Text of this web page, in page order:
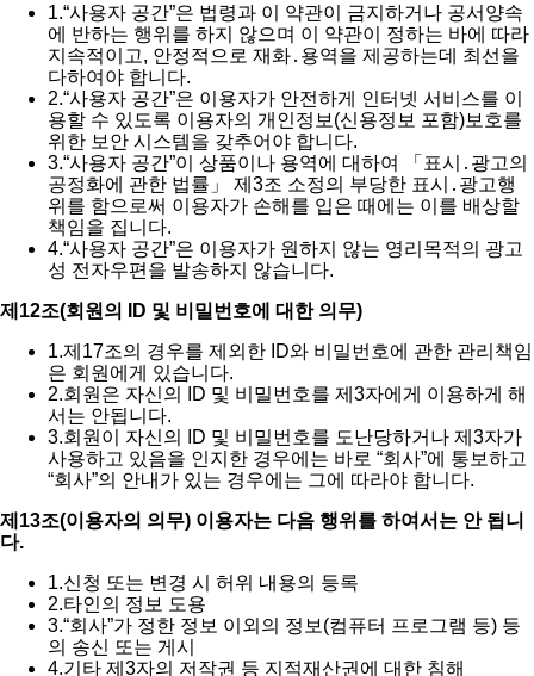
1.“사용자 공간”은 법령과 이 약관이 금지하거나 공서양속
에 반하는 행위를 하지 않으며 이 약관이 정하는 바에 따라
지속적이고, 안정적으로 재화․용역을 제공하는데 최선을
다하여야 합니다.
2.“사용자 공간”은 이용자가 안전하게 인터넷 서비스를 이
용할 수 있도록 이용자의 개인정보(신용정보 포함)보호를
위한 보안 시스템을 갖추어야 합니다.
3.“사용자 공간”이 상품이나 용역에 대하여 「표시․광고의
공정화에 관한 법률」 제3조 소정의 부당한 표시․광고행
위를 함으로써 이용자가 손해를 입은 때에는 이를 배상할
책임을 집니다.
4.“사용자 공간”은 이용자가 원하지 않는 영리목적의 광고
성 전자우편을 발송하지 않습니다.
제12조(회원의 ID 및 비밀번호에 대한 의무)
1.제17조의 경우를 제외한 ID와 비밀번호에 관한 관리책임
은 회원에게 있습니다.
2.회원은 자신의 ID 및 비밀번호를 제3자에게 이용하게 해
서는 안됩니다.
3.회원이 자신의 ID 및 비밀번호를 도난당하거나 제3자가
사용하고 있음을 인지한 경우에는 바로 “회사”에 통보하고
“회사”의 안내가 있는 경우에는 그에 따라야 합니다.
제13조(이용자의 의무) 이용자는 다음 행위를 하여서는 안 됩니
다.
1.신청 또는 변경 시 허위 내용의 등록
2.타인의 정보 도용
3.“회사”가 정한 정보 이외의 정보(컴퓨터 프로그램 등) 등
의 송신 또는 게시
4.기타 제3자의 저작권 등 지적재산권에 대한 침해